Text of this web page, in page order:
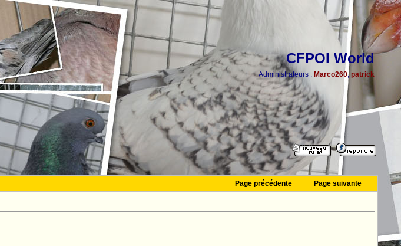
CFPOI World
Administrateurs : Marco260, patrick
Page précédente
Page suivante